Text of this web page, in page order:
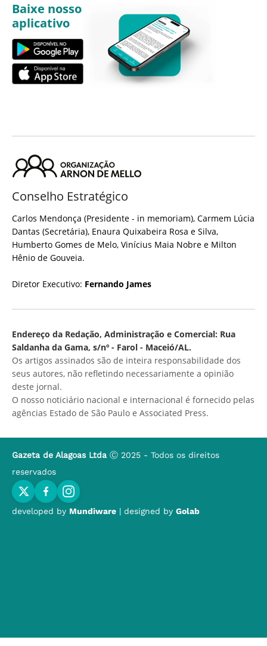
Baixe nosso
aplicativo
Conselho Estratégico
Carlos Mendonça (Presidente - in memoriam), Carmem Lúcia
Dantas (Secretária), Enaura Quixabeira Rosa e Silva,
Humberto Gomes de Melo, Vinícius Maia Nobre e Milton
Hênio de Gouveia.
Diretor Executivo: Fernando James
Endereço da Redação, Administração e Comercial: Rua
Saldanha da Gama, s/nº - Farol - Maceió/AL.
Os artigos assinados são de inteira responsabilidade dos
seus autores, não refletindo necessariamente a opinião
deste jornal.
O nosso noticiário nacional e internacional é fornecido pelas
agências Estado de São Paulo e Associated Press.
Gazeta de Alagoas Ltda Ⓒ 2025 - Todos os direitos
reservados
developed by Mundiware | designed by Golab